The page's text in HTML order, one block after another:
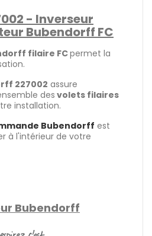
- Inverseur
Bubendorff FC
filaire FCpermet la
227002 assure
desvolets filaires
installation.
Bubendorff est
à l'intérieur de votre
Bubendorff